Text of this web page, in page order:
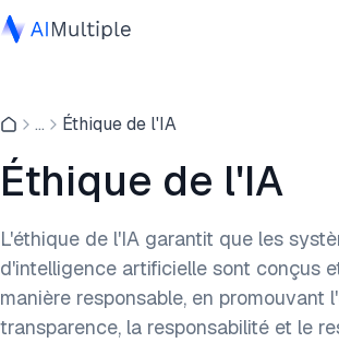
cybersécurité
Données
Logiciel d'entreprise
Contactez-nous
... Éthique de l'IA
Éthique de l'IA
L'éthique de l'IA garantit que les
d'intelligence artificielle sont conçus
manière responsable, en promouvant
transparence, la responsabilité et le